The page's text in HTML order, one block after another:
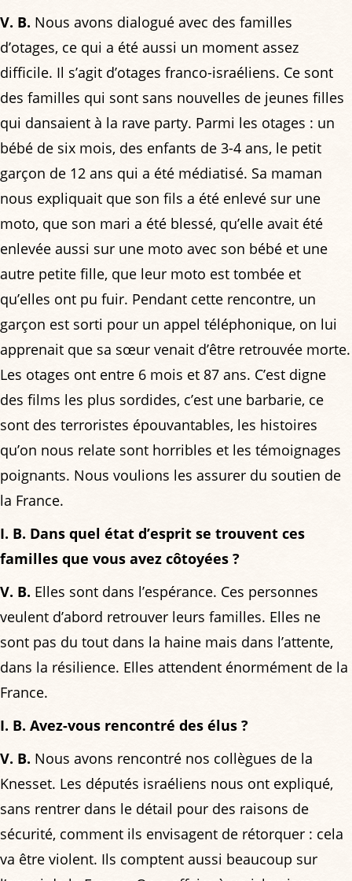
V. B. Nous avons dialogué avec des familles
d’otages, ce qui a été aussi un moment assez
difficile. Il s’agit d’otages franco-israéliens. Ce sont
des familles qui sont sans nouvelles de jeunes filles
qui dansaient à la rave party. Parmi les otages : un
bébé de six mois, des enfants de 3-4 ans, le petit
garçon de 12 ans qui a été médiatisé. Sa maman
nous expliquait que son fils a été enlevé sur une
moto, que son mari a été blessé, qu’elle avait été
enlevée aussi sur une moto avec son bébé et une
autre petite fille, que leur moto est tombée et
qu’elles ont pu fuir. Pendant cette rencontre, un
garçon est sorti pour un appel téléphonique, on lui
apprenait que sa sœur venait d’être retrouvée morte.
Les otages ont entre 6 mois et 87 ans. C’est digne
des films les plus sordides, c’est une barbarie, ce
sont des terroristes épouvantables, les histoires
qu’on nous relate sont horribles et les témoignages
poignants. Nous voulions les assurer du soutien de
la France.
I. B. Dans quel état d’esprit se trouvent ces
familles que vous avez côtoyées ?
V. B. Elles sont dans l’espérance. Ces personnes
veulent d’abord retrouver leurs familles. Elles ne
sont pas du tout dans la haine mais dans l’attente,
dans la résilience. Elles attendent énormément de la
France.
I. B. Avez-vous rencontré des élus ?
V. B. Nous avons rencontré nos collègues de la
Knesset. Les députés israéliens nous ont expliqué,
sans rentrer dans le détail pour des raisons de
sécurité, comment ils envisagent de rétorquer : cela
va être violent. Ils comptent aussi beaucoup sur